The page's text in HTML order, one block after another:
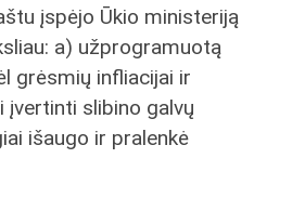
įspėjo Ūkio ministeriją
a) užprogramuotą
grėsmių infliacijai ir
įvertinti slibino galvų
išaugo ir pralenkė